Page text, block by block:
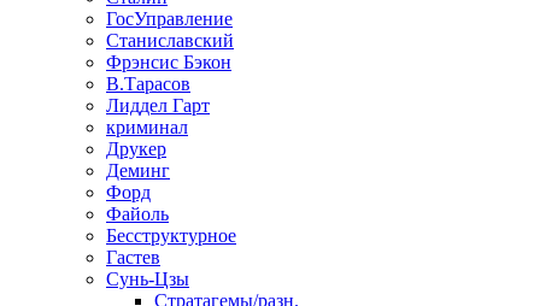
ГосУправление
Станиславский
Фрэнсис Бэкон
В.Тарасов
Лиддел Гарт
криминал
Друкер
Деминг
Форд
Файоль
Бесструктурное
Гастев
Сунь-Цзы
Стратагемы/разн.